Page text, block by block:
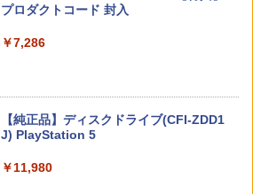
ス Switch / Switch2 inklink公式 収納ケ
ース キャリングケース 耐衝撃 スイッチ
チ カバー バッグ バック ポータブル Nint
ー プロテクトカバー 保護カバー ガラス
ース ハードケース 収納バッグ 軽量 バッ
【中古】[PS5] デジモンストーリー タイ
￥2,950
ビッグ ゲーム機】ゲームウォッチ ゲ
帯 暇つぶし 液晶 高齢者 単純 簡
単 シンプル 単3電池 ミニゲーム
止 携帯ゲーム レトロゲーム ブロッ
￥1,579
ブルーレイ＋純正ケース]
￥2,580
Nintendo Switch 2(日本語・国内専用)
プロダクトコード 封入
￥7,286
【純正品】ディスクドライブ(CFI-ZDD1
J) PlayStation 5
￥11,980